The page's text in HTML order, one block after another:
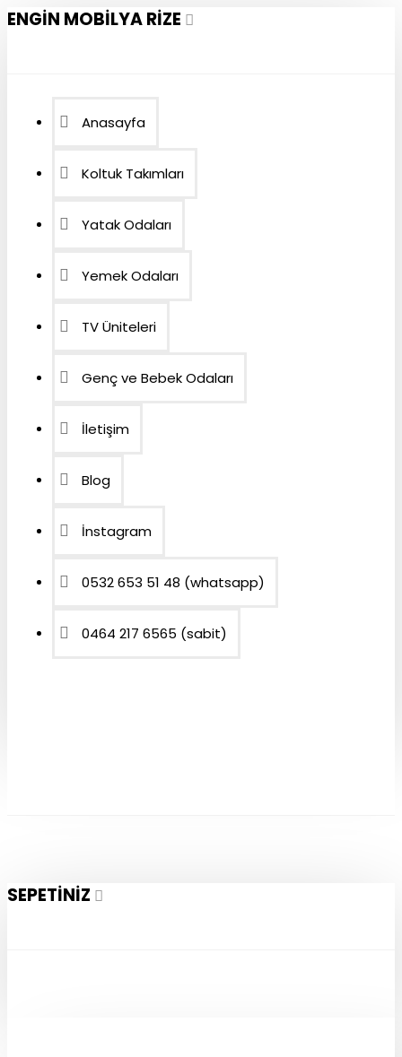
ENGIN MOBILYA RIZE
Anasayfa
Koltuk Takımları
Yatak Odaları
Yemek Odaları
TV Üniteleri
Genç ve Bebek Odaları
İletişim
Blog
İnstagram
0532 653 51 48 (whatsapp)
0464 217 6565 (sabit)
SEPETINIZ